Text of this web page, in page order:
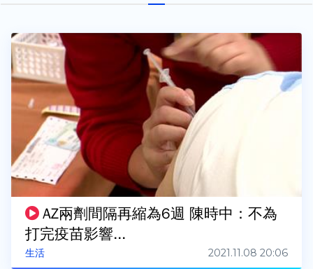
生活
AZ兩劑間隔再縮為6週 陳時中：不為
打完疫苗影響...
2021.11.08 20:06